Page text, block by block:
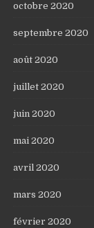
octobre 2020
septembre 2020
août 2020
juillet 2020
juin 2020
mai 2020
avril 2020
mars 2020
février 2020